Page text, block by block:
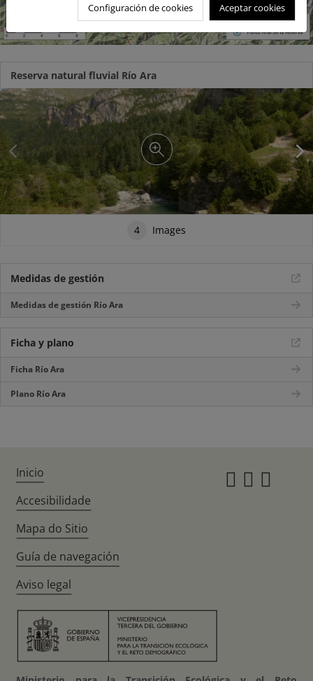
Reserva natural fluvial Río Ara
4 Images
Medidas de gestión
Medidas de gestión Río Ara
Ficha y plano
Ficha Río Ara
Plano Río Ara
Configuración de cookies Aceptar cookies
Inicio
Accesibilidade
Mapa do Sitio
Guía de navegación
Aviso legal